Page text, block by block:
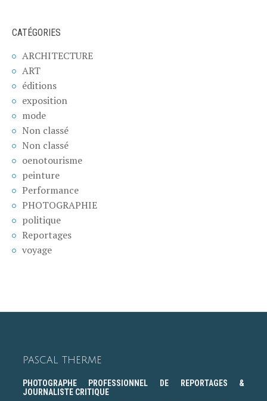
CATÉGORIES
ARCHITECTURE
ART
éditions
exposition
mode
Non classé
Non classé
oenotourisme
peinture
Performance
PHOTOGRAPHIE
politique
Reportages
voyage
PASCAL THERME
PHOTOGRAPHE PROFESSIONNEL DE REPORTAGES &
JOURNALISTE CRITIQUE